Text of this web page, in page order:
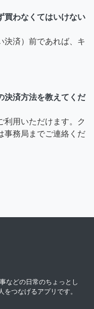
買わなくてはいけない
決済）前であれば、キ
決済方法を教えてくだ
利用いただけます。ク
事務局までご連絡くだ
などの日常のちょっとし
つなげるアプリです。